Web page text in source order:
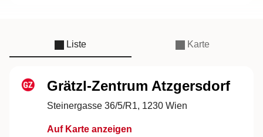
Liste Karte
Grätzl-Zentrum Atzgersdorf
Steinergasse 36/5/R1, 1230 Wien
Auf Karte anzeigen